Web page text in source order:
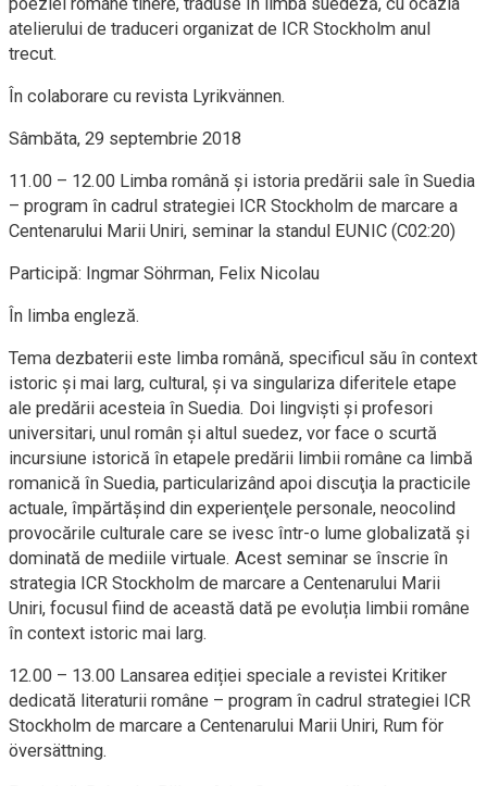
poeziei române tinere, traduse în limba suedeză, cu ocazia
atelierului de traduceri organizat de ICR Stockholm anul
trecut.
În colaborare cu revista Lyrikvännen.
Sâmbăta, 29 septembrie 2018
11.00 – 12.00 Limba română și istoria predării sale în Suedia
– program în cadrul strategiei ICR Stockholm de marcare a
Centenarului Marii Uniri, seminar la standul EUNIC (C02:20)
Participă: Ingmar Söhrman, Felix Nicolau
În limba engleză.
Tema dezbaterii este limba română, specificul său în context
istoric şi mai larg, cultural, şi va singulariza diferitele etape
ale predării acesteia în Suedia. Doi lingvişti și profesori
universitari, unul român şi altul suedez, vor face o scurtă
incursiune istorică în etapele predării limbii române ca limbă
romanică în Suedia, particularizând apoi discuţia la practicile
actuale, împărtăşind din experienţele personale, neocolind
provocările culturale care se ivesc într-o lume globalizată şi
dominată de mediile virtuale. Acest seminar se înscrie în
strategia ICR Stockholm de marcare a Centenarului Marii
Uniri, focusul fiind de această dată pe evoluția limbii române
în context istoric mai larg.
12.00 – 13.00 Lansarea ediției speciale a revistei Kritiker
dedicată literaturii române – program în cadrul strategiei ICR
Stockholm de marcare a Centenarului Marii Uniri, Rum för
översättning.